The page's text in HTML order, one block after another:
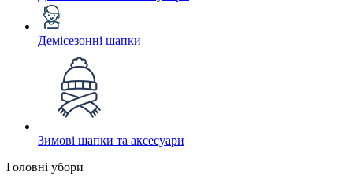
Демісезонні шапки
Зимові шапки та аксесуари
Головні убори